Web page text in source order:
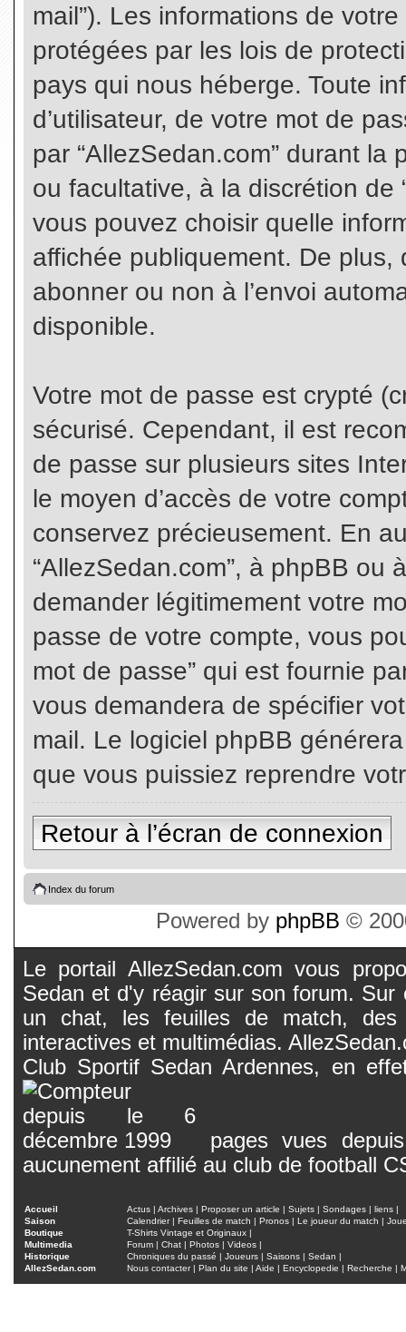
mail”). Les informations de
protégées par les lois de
pays qui nous héberge. Toute
d’utilisateur, de votre mot de
par “AllezSedan.com” durant la
ou facultative, à la discrétion de
vous pouvez choisir quelle
affichée publiquement. De plus,
abonner ou non à l’envoi
disponible.
Votre mot de passe est crypté
sécurisé. Cependant, il est
de passe sur plusieurs sites
le moyen d’accès de votre
conservez précieusement. En
“AllezSedan.com”, à phpBB ou
demander légitimement votre
passe de votre compte, vous
mot de passe” qui est fournie
vous demandera de spécifier
mail. Le logiciel phpBB
que vous puissiez reprendre
Retour à l’écran de connexion
Index du forum
Powered by phpBB ©
Le portail AllezSedan.com vous
Sedan et d'y réagir sur son forum.
un chat, les feuilles de match, des
interactives et multimédias.
Club Sportif Sedan Ardennes, en
pages vues
aucunement affilié au club de football
Accueil Actus | Archives | Proposer un article | Sujets | Sondages | liens |
Saison
Calendrier| Feuilles de match | Pronos | Le joueur du match |
Boutique
T-Shirts Vintage et Originaux |
Multimedia
Forum | Chat | Photos | Videos |
Historique
Chroniques du passé | Joueurs | Saisons | Sedan |
AllezSedan.com
Nous contacter| Plan du site | Aide | Encyclopedie | Recherche |